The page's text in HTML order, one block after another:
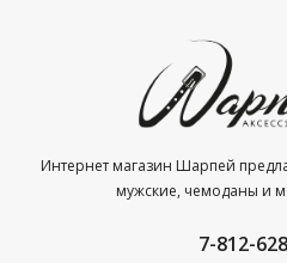
Интернет магазин Шарпей
мужские, чемоданы и
7-812-